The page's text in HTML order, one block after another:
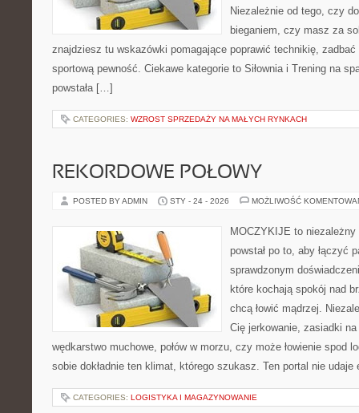
Niezależnie od tego, czy
bieganiem, czy masz za
znajdziesz tu wskazówki pomagające poprawić technikię,
sportową pewność. Ciekawe kategorie to Siłownia i Trening na
powstała […]
CATEGORIES: WZROST SPRZEDAŻY NA MAŁYCH RYNKACH
REKORDOWE POŁOWY
POSTED BY ADMIN STY - 24 - 2026 MOŻLIWOŚĆ
MOCZYKIJE to
powstał po to, aby łączyć
sprawdzonym
które kochają spokój nad
chcą łowić mądrzej.
Cię jerkowanie, zasiadki
wędkarstwo muchowe, połów w morzu, czy może łowienie spod
sobie dokładnie ten klimat, którego szukasz. Ten portal nie
CATEGORIES: LOGISTYKA I MAGAZYNOWANIE